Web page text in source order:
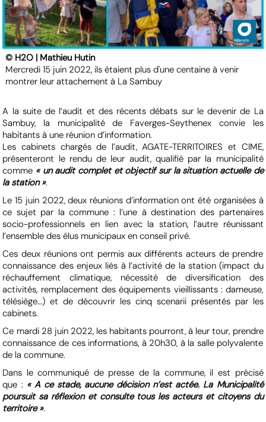
© H2O | Mathieu Hutin
Mercredi 15 juin 2022, ils étaient plus d'une centaine à venir
montrer leur attachement à La Sambuy
A la suite de l’audit et des récents débats sur le devenir de La
Sambuy, la municipalité de Faverges-Seythenex convie les
habitants à une réunion d’information.
Les cabinets chargés de l’audit, AGATE-TERRITOIRES et CIME,
présenteront le rendu de leur audit, qualifié par la municipalité
comme « un audit complet et objectif sur la situation actuelle de
la station ».
Le 15 juin 2022, deux réunions d’information ont été organisées à
ce sujet par la commune : l’une à destination des partenaires
socio-professionnels en lien avec la station, l’autre réunissant
l’ensemble des élus municipaux en conseil privé.
Ces deux réunions ont permis aux différents acteurs de prendre
connaissance des enjeux liés à l’activité de la station (impact du
réchauffement climatique, nécessité de diversification des
activités, remplacement des équipements vieillissants : dameuse,
télésiège…) et de découvrir les cinq scenarii présentés par les
cabinets.
Ce mardi 28 juin 2022, les habitants pourront, à leur tour, prendre
connaissance de ces informations, à 20h30, à la salle polyvalente
de la commune.
Dans le communiqué de presse de la commune, il est précisé
que : « A ce stade, aucune décision n’est actée. La Municipalité
poursuit sa réflexion et consulte tous les acteurs et citoyens du
territoire ».